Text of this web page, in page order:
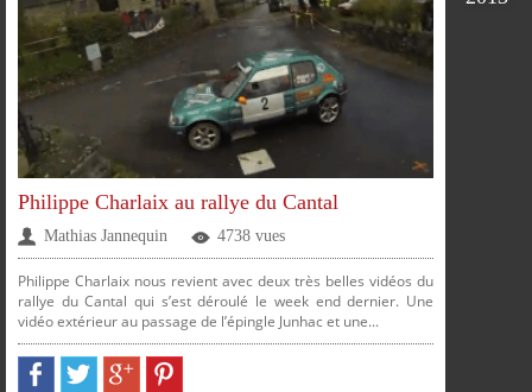
FACEBOOKTWITTERGOOGLE PINTEREST
Philippe Charlaix au rallye du Cantal
Mathias Jannequin 4738 vues
Philippe Charlaix nous revient avec deux très belles vidéos du
rallye du Cantal qui s’est déroulé le week end dernier. Une
vidéo extérieur au passage de l’épingle Junhac et une...